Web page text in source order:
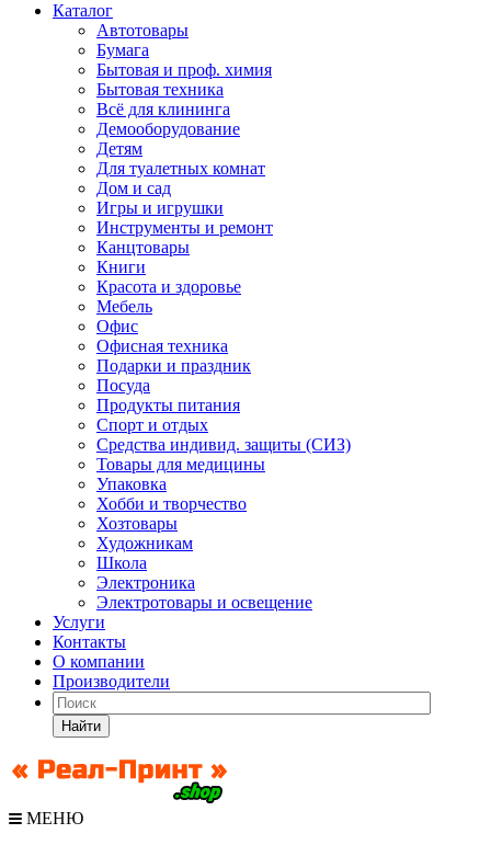
Каталог
Автотовары
Бумага
Бытовая и проф. химия
Бытовая техника
Всё для клининга
Демооборудование
Детям
Для туалетных комнат
Дом и сад
Игры и игрушки
Инструменты и ремонт
Канцтовары
Книги
Красота и здоровье
Мебель
Офис
Офисная техника
Подарки и праздник
Посуда
Продукты питания
Спорт и отдых
Средства индивид. защиты (СИЗ)
Товары для медицины
Упаковка
Хобби и творчество
Хозтовары
Художникам
Школа
Электроника
Электротовары и освещение
Услуги
Контакты
О компании
Производители
Найти
МЕНЮ